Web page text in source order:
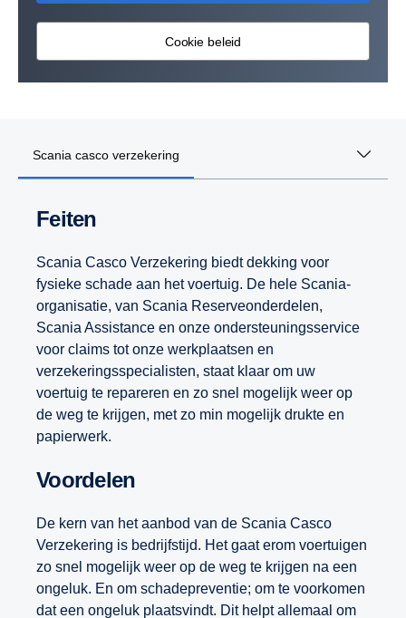
Cookie beleid
Scania casco verzekering
Feiten
Scania Casco Verzekering biedt dekking voor
fysieke schade aan het voertuig. De hele Scania-
organisatie, van Scania Reserveonderdelen,
Scania Assistance en onze ondersteuningsservice
voor claims tot onze werkplaatsen en
verzekeringsspecialisten, staat klaar om uw
voertuig te repareren en zo snel mogelijk weer op
de weg te krijgen, met zo min mogelijk drukte en
papierwerk.
Voordelen
De kern van het aanbod van de Scania Casco
Verzekering is bedrijfstijd. Het gaat erom voertuigen
zo snel mogelijk weer op de weg te krijgen na een
ongeluk. En om schadepreventie; om te voorkomen
dat een ongeluk plaatsvindt. Dit helpt allemaal om